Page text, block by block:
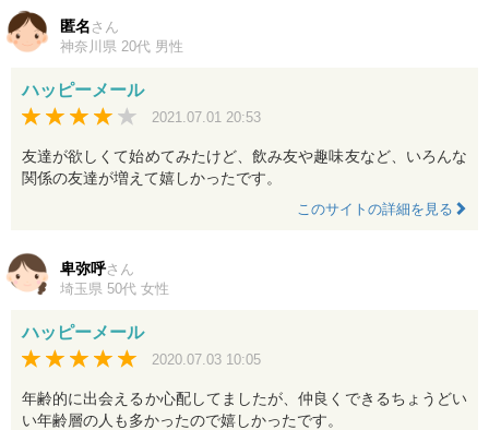
匿名 さん
神奈川県 20代 男性
ハッピーメール
2021.07.01 20:53
友達が欲しくて始めてみたけど、飲み友や趣味友など、いろんな
関係の友達が増えて嬉しかったです。
このサイトの詳細を見る
卑弥呼さん
埼玉県 50代 女性
ハッピーメール
2020.07.03 10:05
年齢的に出会えるか心配してましたが、仲良くできるちょうどい
い年齢層の人も多かったので嬉しかったです。